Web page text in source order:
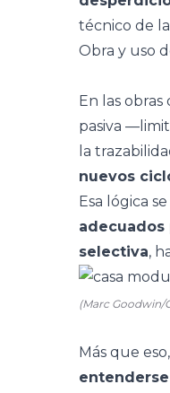
técnico de la
Obra y uso
En las
pasiva
la
nuevos
Esa lógica
selectiva,
(Marc Goodwin/
Más que